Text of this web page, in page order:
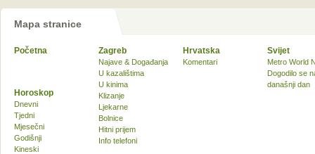
Mapa stranice
Početna Zagreb
Najave & Događanja
U kazalištima
U kinima
Klizanje
Ljekarne
Bolnice
Hitni prijem
Info telefoni
Hrvatska
Komentari
Svijet
Metro World
Dogodilo se
današnji dan
Horoskop
Dnevni
Tjedni
Mjesečni
Godišnji
Kineski